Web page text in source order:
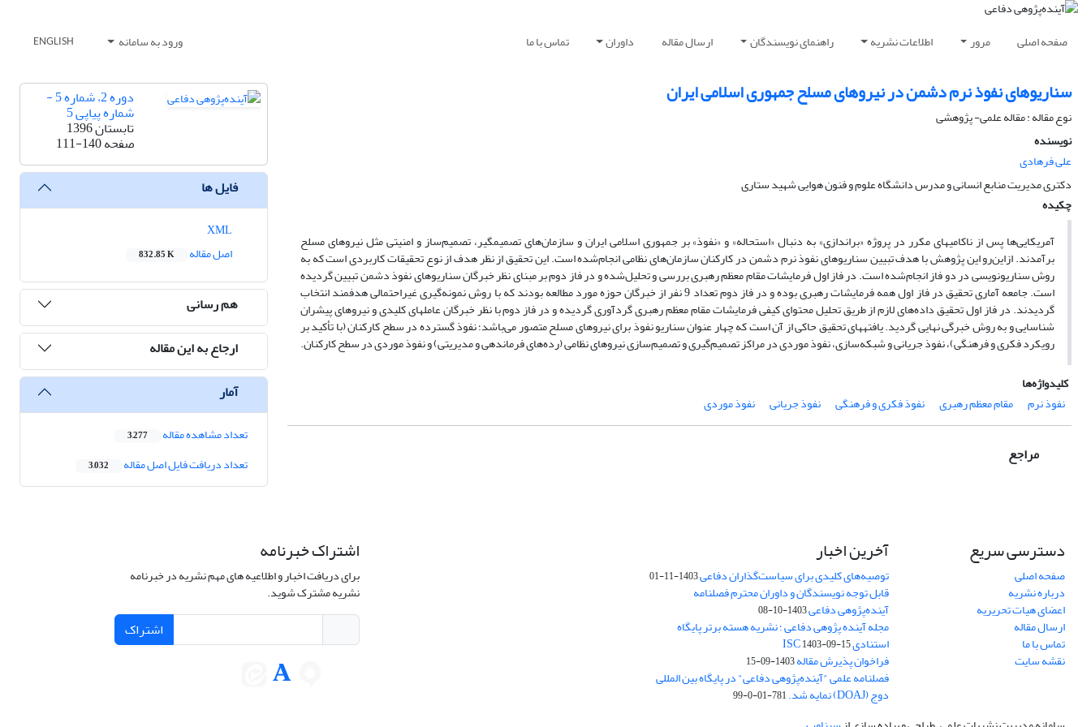
صفحه اصلی مرور اطلاعات نشریه راهنمای نویسندگان ارسال مقاله داوران تماس با ما ورود به سامانه ENGLISH
سناریوهای نفوذ نرم دشمن در نیروهای مسلح جمهوری اسلامی ایران
نوع مقاله : مقاله علمی- پژوهشی
نویسنده
علی فرهادی
دکتری مدیریت منابع انسانی و مدرس دانشگاه علوم و فنون هوایی شهید ستاری
چکیده
آمریکایی‌ها پس از ناکامی­های مکرر در پروژه «براندازی» به دنبال «استحاله» و «نفوذ» بر جمهوری اسلامی ایران و سازمان‌های تصمیم­گیر، تصمیم‌ساز و امنیتی مثل نیروهای مسلح
برآمدند. ازاین‌رو این پژوهش با هدف تبیین سناریوهای نفوذ نرم دشمن در کارکنان سازمان‌های نظامی انجام‌شده است. این تحقیق از نظر هدف از نوع تحقیقات کاربردی است که به
روش سناریونویسی در دو فاز انجام‌شده است. در فاز اول فرمایشات مقام معظم رهبری بررسی و تحلیل‌شده و در فاز دوم بر مبنای نظر خبرگان سناریوهای نفوذ دشمن تبیین گردیده
است. جامعه آماری تحقیق در فاز اول همه فرمایشات رهبری بوده و در فاز دوم تعداد 9 نفر از خبرگان حوزه مورد مطالعه بودند که با روش نمونه‌گیری غیراحتمالی هدفمند انتخاب
گردیدند. در فاز اول تحقیق داده‌های لازم از طریق تحلیل محتوای کیفی فرمایشات مقام معظم رهبری گردآوری گردیده و در فاز دوم با نظر خبرگان عامل­های کلیدی و نیروهای پیشران
شناسایی و به روش خبرگی نهایی گردید. یافته­های تحقیق حاکی از آن است که چهار عنوان سناریو نفوذ برای نیروهای مسلح متصور می‌باشد؛ نفوذ گسترده در سطح کارکنان (با تأکید بر
رویکرد فکری و فرهنگی)، نفوذ جریانی و شبکه‌سازی، نفوذ موردی در مراکز تصمیم‌گیری و تصمیم‌سازی نیروهای نظامی (رده‌های فرماندهی و مدیریتی) و نفوذ موردی در سطح کارکنان.
کلیدواژه‌ها
نفوذ نرم
مقام معظم رهبری نفوذ فکری و فرهنگی نفوذ جریانی نفوذ موردی
مراجع
دوره 2، شماره 5 -
شماره پیاپی 5
تابستان 1396
صفحه111-140
فایل ها
اصل مقاله
832.85 K
هم رسانی
ارجاع به این مقاله
آمار
تعداد مشاهده مقاله 3,277
تعداد دریافت فایل اصل مقاله 3,032
دسترسی سریع
صفحه اصلی
درباره نشریه
اعضای هیات تحریریه
ارسال مقاله
تماس با ما
نقشه سایت
آخرین اخبار
توصیه‌های کلیدی برای سیاست‌گذاران دفاعی1403-11-01
قابل توجه نویسندگان و داوران محترم فصلنامه
آینده‌پژوهی دفاعی1403-10-08
مجله آینده پژوهی دفاعی ؛ نشریه هسته برتر پایگاه
استنادی ISC1403-09-15
فراخوان پذیرش مقاله1403-09-15
فصلنامه علمی "آینده‌پژوهی دفاعی" در پایگاه بین المللی
دوج (DOAJ) نمایه شد. 781-01-0-99
اشتراک خبرنامه
برای دریافت اخبار و اطلاعیه های مهم نشریه در خبرنامه
نشریه مشترک شوید.
اشتراک